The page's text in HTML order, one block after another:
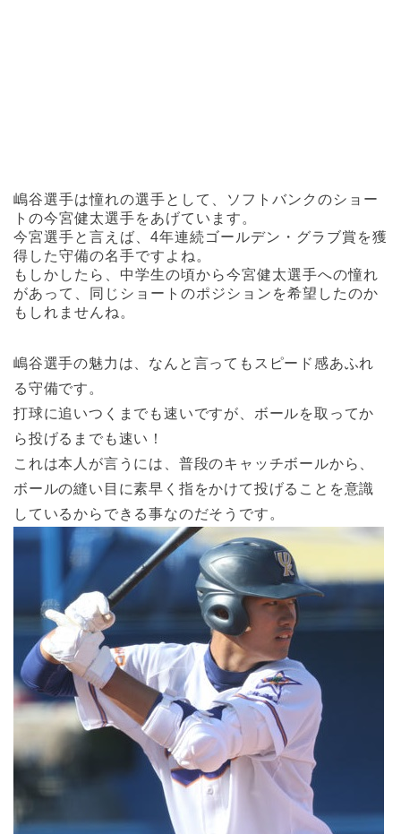
嶋谷選手は憧れの選手として、ソフトバンクのショー
トの今宮健太選手をあげています。
今宮選手と言えば、4年連続ゴールデン・グラブ賞を獲
得した守備の名手ですよね。
もしかしたら、中学生の頃から今宮健太選手への憧れ
があって、同じショートのポジションを希望したのか
もしれませんね。
嶋谷選手の魅力は、なんと言ってもスピード感あふれ
る守備です。
打球に追いつくまでも速いですが、ボールを取ってか
ら投げるまでも速い！
これは本人が言うには、普段のキャッチボールから、
ボールの縫い目に素早く指をかけて投げることを意識
しているからできる事なのだそうです。